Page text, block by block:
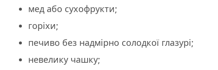
мед або сухофрукти;
горіхи;
печиво без надмірно солодкої глазурі;
невелику чашку;